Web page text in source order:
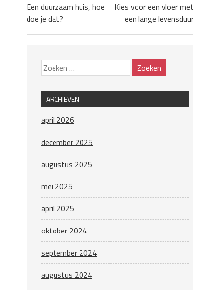
Een duurzaam huis, hoe
doe je dat?
Kies voor een vloer met
een lange levensduur
ARCHIEVEN
april 2026
december 2025
augustus 2025
mei 2025
april 2025
oktober 2024
september 2024
augustus 2024